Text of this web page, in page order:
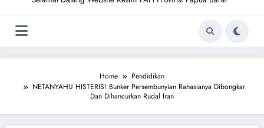
Home
Pendidikan
NETANYAHU HISTERIS! Bunker Persembunyian Rahasianya Dibongkar
Dan Dihancurkan Rudal Iran